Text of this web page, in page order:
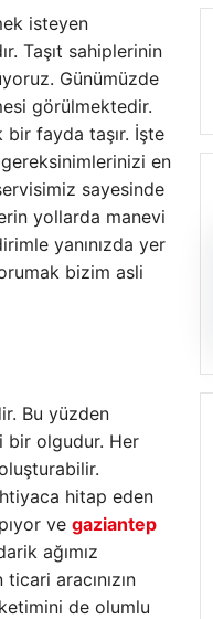
isteyen
Taşıt sahiplerinin
Günümüzde
görülmektedir.
fayda taşır. İşte
gereksinimlerinizi en
sayesinde
yollarda manevi
yanınızda yer
bizim asli
Bu yüzden
bir olgudur. Her
hitap eden
ve gaziantep
ağımız
aracınızın
de olumlu